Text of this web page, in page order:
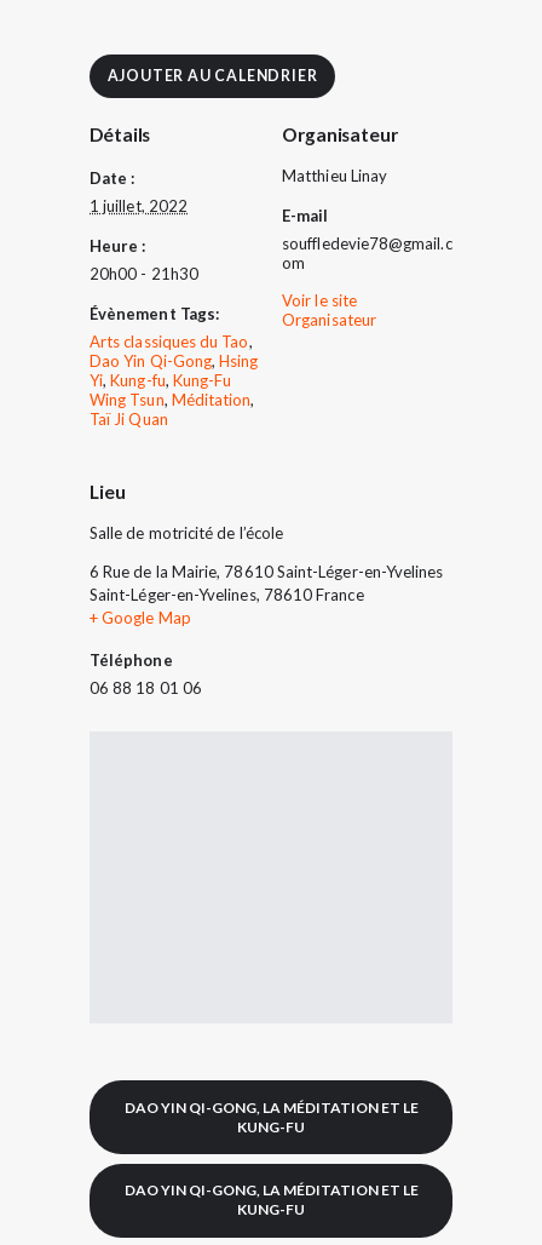
AJOUTER AU CALENDRIER
Détails
Date :
1 juillet, 2022
Heure :
20h00 - 21h30
Évènement Tags:
Arts classiques du Tao,
Dao Yin Qi-Gong,Hsing
Yi,Kung-fu, Kung-Fu
Wing Tsun, Méditation,
Taï Ji Quan
Organisateur
Matthieu Linay
E-mail
souffledevie78@gmail.c
om
Voir le site
Organisateur
Lieu
Salle de motricité de l’école
6 Rue de la Mairie, 78610 Saint-Léger-en-Yvelines
Saint-Léger-en-Yvelines, 78610 France
+ Google Map
Téléphone
06 88 18 01 06
DAO YIN QI-GONG, LA MÉDITATION ET LE
KUNG-FU
DAO YIN QI-GONG, LA MÉDITATION ET LE
KUNG-FU